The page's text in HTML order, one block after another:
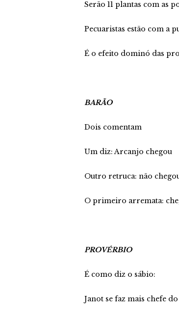
Serão 11 plantas com as
Pecuaristas estão com a
É o efeito dominó das
BARÃO
Dois comentam
Um diz: Arcanjo chegou
Outro retruca: não
O primeiro arremata:
PROVÉRBIO
É como diz o sábio:
Janot se faz mais chefe